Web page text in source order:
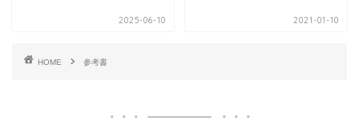
2025-06-10 2021-01-10
HOME 参考書